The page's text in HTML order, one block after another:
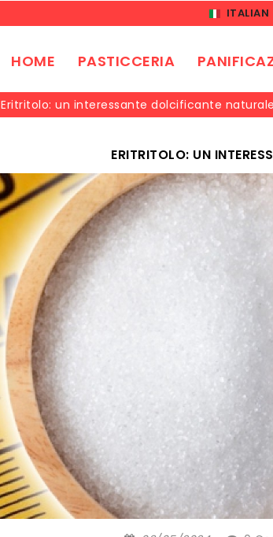
ITALIAN
HOME PASTICCERIA
Eritritolo: un interessante dolcificante naturale
ERITRITOLO: UN